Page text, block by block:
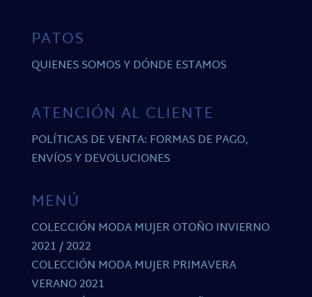
PATOS
QUIENES SOMOS Y DÓNDE ESTAMOS
ATENCIÓN AL CLIENTE
POLÍTICAS DE VENTA: FORMAS DE PAGO,
ENVÍOS Y DEVOLUCIONES
MENÚ
COLECCIÓN MODA MUJER OTOÑO INVIERNO
2021 / 2022
COLECCIÓN MODA MUJER PRIMAVERA
VERANO 2021